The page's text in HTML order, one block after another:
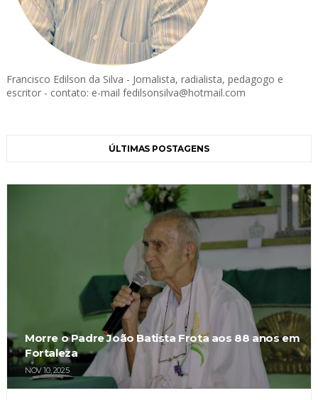
Francisco Edilson da Silva - Jornalista, radialista, pedagogo e
escritor - contato: e-mail fedilsonsilva@hotmail.com
ÚLTIMAS POSTAGENS
Morre o Padre João Batista Frota aos 88 anos em
Fortaleza
NOV 10, 2025